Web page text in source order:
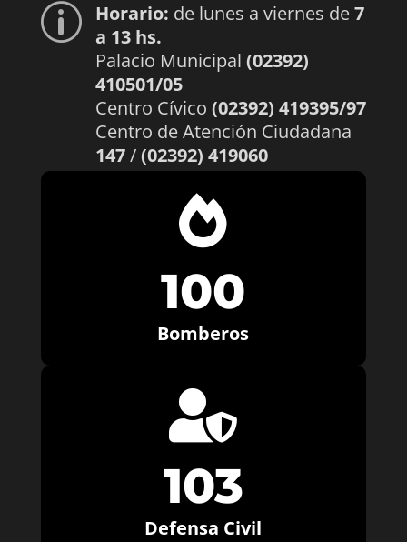
p Horario: de lunes a viernes de7
a 13 hs.
Palacio Municipal (02392)
410501/05
Centro Cívico (02392) 419395/97
Centro de Atención Ciudadana
147/(02392) 419060

100
Bomberos

103
Defensa Civil